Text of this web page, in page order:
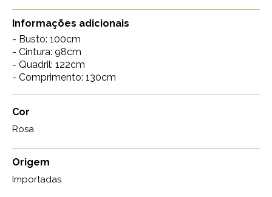
Informações adicionais
- Busto: 100cm
- Cintura: 98cm
- Quadril: 122cm
- Comprimento: 130cm
Cor
Rosa
Origem
Importadas